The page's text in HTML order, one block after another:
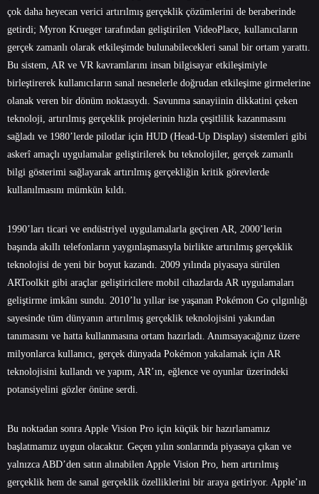
çok daha heyecan verici artırılmış gerçeklik çözümlerini de beraberinde
getirdi; Myron Krueger tarafından geliştirilen VideoPlace, kullanıcıların
gerçek zamanlı olarak etkileşimde bulunabilecekleri sanal bir ortam yarattı.
Bu sistem, AR ve VR kavramlarını insan bilgisayar etkileşimiyle
birleştirerek kullanıcıların sanal nesnelerle doğrudan etkileşime girmelerine
olanak veren bir dönüm noktasıydı. Savunma sanayiinin dikkatini çeken
teknoloji, artırılmış gerçeklik projelerinin hızla çeşitlilik kazanmasını
sağladı ve 1980’lerde pilotlar için HUD (Head-Up Display) sistemleri gibi
askerî amaçlı uygulamalar geliştirilerek bu teknolojiler, gerçek zamanlı
bilgi gösterimi sağlayarak artırılmış gerçekliğin kritik görevlerde
kullanılmasını mümkün kıldı.
1990’ları ticari ve endüstriyel uygulamalarla geçiren AR, 2000’lerin
başında akıllı telefonların yaygınlaşmasıyla birlikte artırılmış gerçeklik
teknolojisi de yeni bir boyut kazandı. 2009 yılında piyasaya sürülen
ARToolkit gibi araçlar geliştiricilere mobil cihazlarda AR uygulamaları
geliştirme imkânı sundu. 2010’lu yıllar ise yaşanan Pokémon Go çılgınlığı
sayesinde tüm dünyanın artırılmış gerçeklik teknolojisini yakından
tanımasını ve hatta kullanmasına ortam hazırladı. Anımsayacağınız üzere
milyonlarca kullanıcı, gerçek dünyada Pokémon yakalamak için AR
teknolojisini kullandı ve yapım, AR’ın, eğlence ve oyunlar üzerindeki
potansiyelini gözler önüne serdi.
Bu noktadan sonra Apple Vision Pro için küçük bir hazırlamamız
başlatmamız uygun olacaktır. Geçen yılın sonlarında piyasaya çıkan ve
yalnızca ABD’den satın alınabilen Apple Vision Pro, hem artırılmış
gerçeklik hem de sanal gerçeklik özelliklerini bir araya getiriyor. Apple’ın